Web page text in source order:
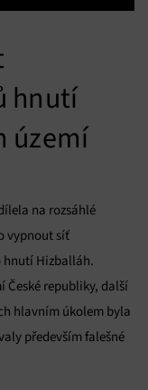
hnutí
území
na rozsáhlé
vypnout síť
hnutí Hizballáh.
České republiky, další
hlavním úkolem byla
především falešné